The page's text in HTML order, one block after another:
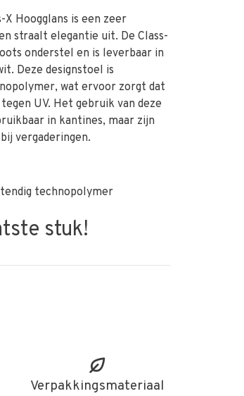
Hoogglans is een zeer
straalt elegantie uit. De Class-
onderstel en is leverbaar in
Deze designstoel is
wat ervoor zorgt dat
UV. Het gebruik van deze
in kantines, maar zijn
vergaderingen.
technopolymer
stuk!
Verpakkingsmateriaal